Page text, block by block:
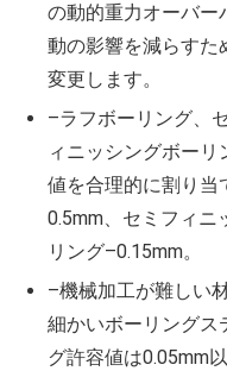
の動的重力オーバー
動の影響を減らすた
変更します。
–ラフボーリング、
ィニッシングボー
値を合理的に割り当
0.5mm、セミフィニ
リング–0.15mm。
–機械加工が難しい
細かいボーリングス
グ許容値は0.05mm以